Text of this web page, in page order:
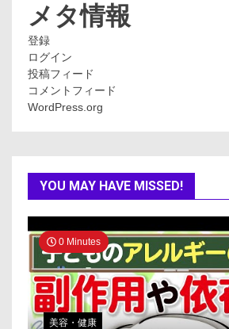
メタ情報
登録
ログイン
投稿フィード
コメントフィード
WordPress.org
YOU MAY HAVE MISSED!
0 Minutes
美容・健康